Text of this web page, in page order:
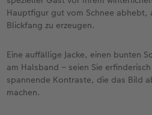
Hauptfigur gut vom Schnee abhebt,
Blickfang zu erzeugen.
Eine auffällige Jacke, einen bunten
am Halsband – seien Sie
spannende Kontraste, die das Bild
machen.